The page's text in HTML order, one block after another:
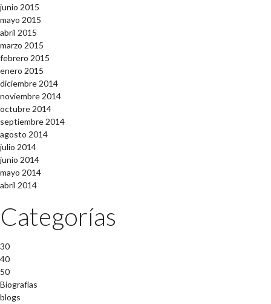
junio 2015
mayo 2015
abril 2015
marzo 2015
febrero 2015
enero 2015
diciembre 2014
noviembre 2014
octubre 2014
septiembre 2014
agosto 2014
julio 2014
junio 2014
mayo 2014
abril 2014
Categorías
30
40
50
Biografías
blogs